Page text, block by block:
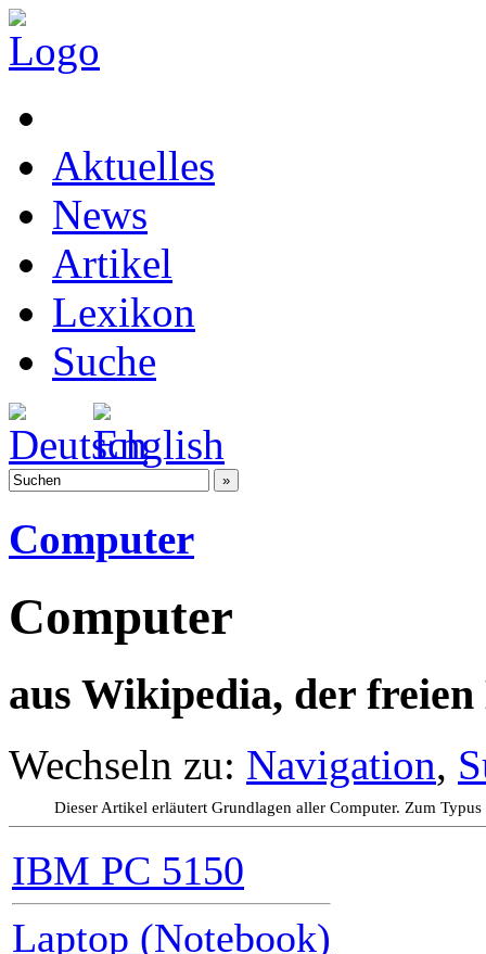
Aktuelles
News
Artikel
Lexikon
Suche
Computer
Computer
aus Wikipedia, der
Wechseln zu: Navigation,
Dieser Artikel erläutert Grundlagen aller Computer. Zum
IBM PC 5150
Laptop (Notebook)